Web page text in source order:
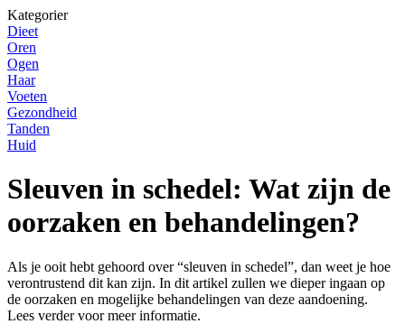
Kategorier
Dieet
Oren
Ogen
Haar
Voeten
Gezondheid
Tanden
Huid
Sleuven in schedel: Wat zijn de
oorzaken en behandelingen?
Als je ooit hebt gehoord over “sleuven in schedel”, dan weet je hoe
verontrustend dit kan zijn. In dit artikel zullen we dieper ingaan op
de oorzaken en mogelijke behandelingen van deze aandoening.
Lees verder voor meer informatie.